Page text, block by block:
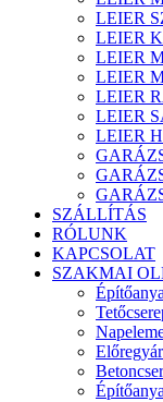
LEIER
LEIER
LEIER
LEIER
LEIER
LEIER
LEIER
SZÁLLÍTÁS
RÓLUNK
KAPCSOLAT
SZAKMAI